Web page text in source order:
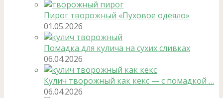
Пирог творожный «Пуховое одеяло»
01.05.2026
Помадка для кулича на сухих сливках
06.04.2026
Кулич творожный как кекс — с помадкой …
06.04.2026